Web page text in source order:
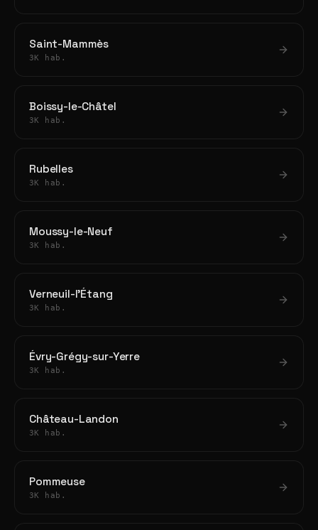
Saint-Mammès
3K hab.
Boissy-le-Châtel
3K hab.
Rubelles
3K hab.
Moussy-le-Neuf
3K hab.
Verneuil-l'Étang
3K hab.
Évry-Grégy-sur-Yerre
3K hab.
Château-Landon
3K hab.
Pommeuse
3K hab.